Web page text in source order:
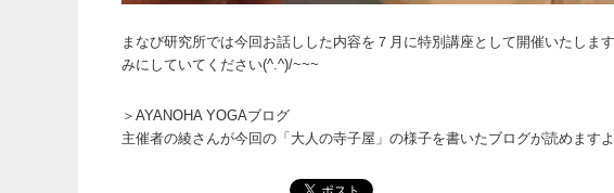
まなび研究所では今回お話しした内容を７月に特別講座として開催いたし
みにしていてください(^.^)/~~~
＞AYANOHA YOGAブログ
主催者の綾さんが今回の「大人の寺子屋」の様子を書いたブログが読めます